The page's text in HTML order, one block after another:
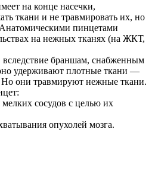
на конце насечки,
ткани и не травмировать их, но
пинцетами
на нежных тканях (на ЖКТ,
браншам, снабженным
удерживают плотные ткани —
Но они травмируют нежные ткани.
сосудов с целью их
опухолей мозга.